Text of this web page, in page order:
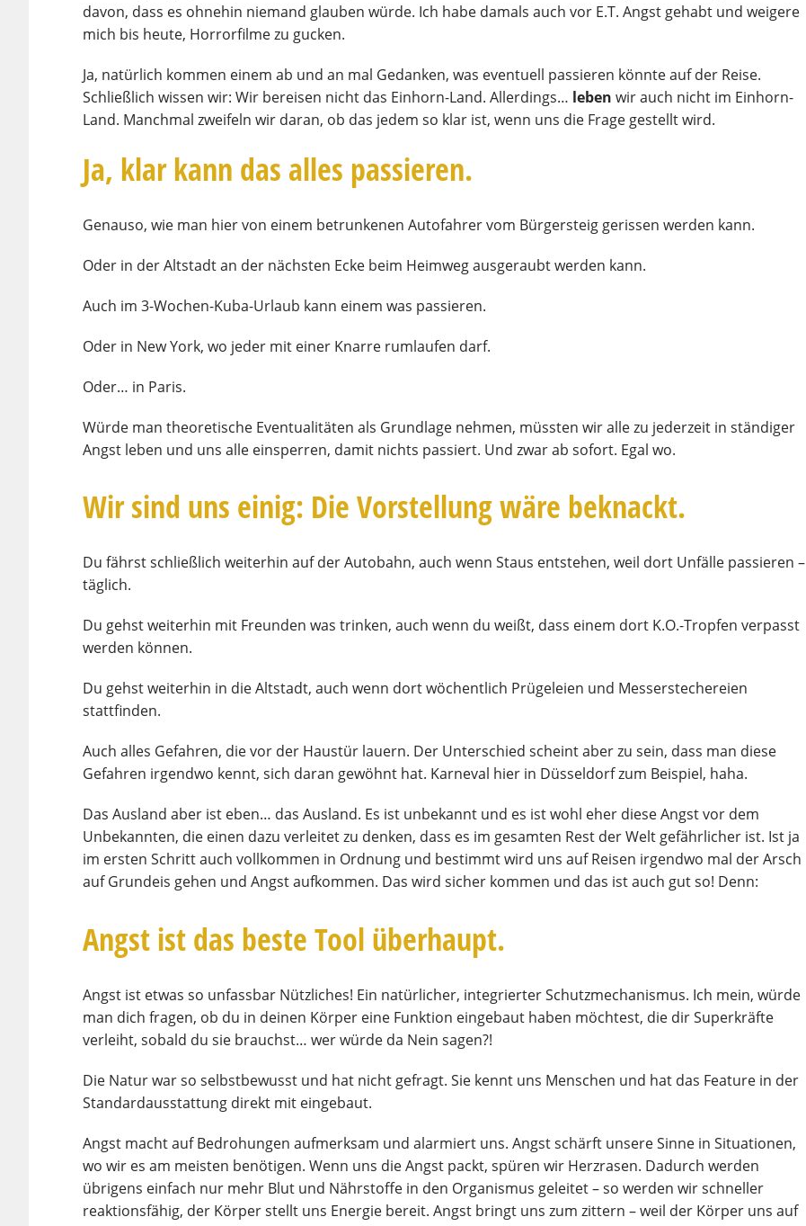
davon, dass es ohnehin niemand glauben würde. Ich habe damals auch vor E.T. Angst gehabt und weigere
mich bis heute, Horrorfilme zu gucken.
Ja, natürlich kommen einem ab und an mal Gedanken, was eventuell passieren könnte auf der Reise.
Schließlich wissen wir: Wir bereisen nicht das Einhorn-Land. Allerdings… leben wir auch nicht im Einhorn-
Land. Manchmal zweifeln wir daran, ob das jedem so klar ist, wenn uns die Frage gestellt wird.
Ja, klar kann das alles passieren.
Genauso, wie man hier von einem betrunkenen Autofahrer vom Bürgersteig gerissen werden kann.
Oder in der Altstadt an der nächsten Ecke beim Heimweg ausgeraubt werden kann.
Auch im 3-Wochen-Kuba-Urlaub kann einem was passieren.
Oder in New York, wo jeder mit einer Knarre rumlaufen darf.
Oder… in Paris.
Würde man theoretische Eventualitäten als Grundlage nehmen, müssten wir alle zu jederzeit in ständiger
Angst leben und uns alle einsperren, damit nichts passiert. Und zwar ab sofort. Egal wo.
Wir sind uns einig: Die Vorstellung wäre beknackt.
Du fährst schließlich weiterhin auf der Autobahn, auch wenn Staus entstehen, weil dort Unfälle passieren –
täglich.
Du gehst weiterhin mit Freunden was trinken, auch wenn du weißt, dass einem dort K.O.-Tropfen verpasst
werden können.
Du gehst weiterhin in die Altstadt, auch wenn dort wöchentlich Prügeleien und Messerstechereien
stattfinden.
Auch alles Gefahren, die vor der Haustür lauern. Der Unterschied scheint aber zu sein, dass man diese
Gefahren irgendwo kennt, sich daran gewöhnt hat. Karneval hier in Düsseldorf zum Beispiel, haha.
Das Ausland aber ist eben… das Ausland. Es ist unbekannt und es ist wohl eher diese Angst vor dem
Unbekannten, die einen dazu verleitet zu denken, dass es im gesamten Rest der Welt gefährlicher ist. Ist ja
im ersten Schritt auch vollkommen in Ordnung und bestimmt wird uns auf Reisen irgendwo mal der Arsch
auf Grundeis gehen und Angst aufkommen. Das wird sicher kommen und das ist auch gut so! Denn:
Angst ist das beste Tool überhaupt.
Angst ist etwas so unfassbar Nützliches! Ein natürlicher, integrierter Schutzmechanismus. Ich mein, würde
man dich fragen, ob du in deinen Körper eine Funktion eingebaut haben möchtest, die dir Superkräfte
verleiht, sobald du sie brauchst… wer würde da Nein sagen?!
Die Natur war so selbstbewusst und hat nicht gefragt. Sie kennt uns Menschen und hat das Feature in der
Standardausstattung direkt mit eingebaut.
Angst macht auf Bedrohungen aufmerksam und alarmiert uns. Angst schärft unsere Sinne in Situationen,
wo wir es am meisten benötigen. Wenn uns die Angst packt, spüren wir Herzrasen. Dadurch werden
übrigens einfach nur mehr Blut und Nährstoffe in den Organismus geleitet – so werden wir schneller
reaktionsfähig, der Körper stellt uns Energie bereit. Angst bringt uns zum zittern – weil der Körper uns auf